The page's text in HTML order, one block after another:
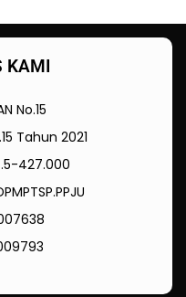
KAMI
No.15
Tahun 2021
427.000